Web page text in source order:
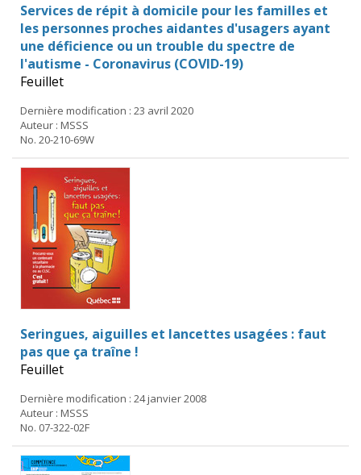
Services de répit à domicile pour les familles et
les personnes proches aidantes d'usagers ayant
une déficience ou un trouble du spectre de
l'autisme - Coronavirus (COVID-19)
Feuillet
Dernière modification : 23 avril 2020
Auteur : MSSS
No. 20-210-69W
Seringues, aiguilles et lancettes usagées : faut
pas que ça traîne !
Feuillet
Dernière modification : 24 janvier 2008
Auteur : MSSS
No. 07-322-02F